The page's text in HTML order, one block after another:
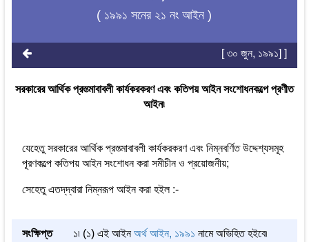
( ১৯৯১ সনের ২১ নং আইন )
[ ৩০ জুন, ১৯৯১] ]
সরকারের আর্থিক প্রস্ত্মাবাবলী কার্যকরকরণ এবং কতিপয় আইন সংশোধনকল্পে প্রণীত
আইন৷
যেহেতু সরকারের আর্থিক প্রস্ত্মাবাবলী কার্যকরকরণ এবং নিম্নবর্ণিত উদ্দেশ্যসমূহ
পূরণকল্পে কতিপয় আইন সংশোধন করা সমীচীন ও প্রয়োজনীয়;
সেহেতু এতদ্‌দ্বারা নিম্নরূপ আইন করা হইল :-
সংক্ষিপ্ত
১৷ (১) এই আইনঅর্থ আইন, ১৯৯১ নামে অভিহিত হইবে৷